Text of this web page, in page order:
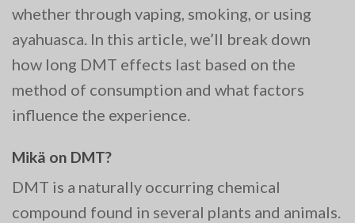
whether through vaping, smoking, or using
ayahuasca. In this article, we’ll break down
how long DMT effects last based on the
method of consumption and what factors
influence the experience.
Mikä on DMT?
DMT is a naturally occurring chemical
compound found in several plants and animals.